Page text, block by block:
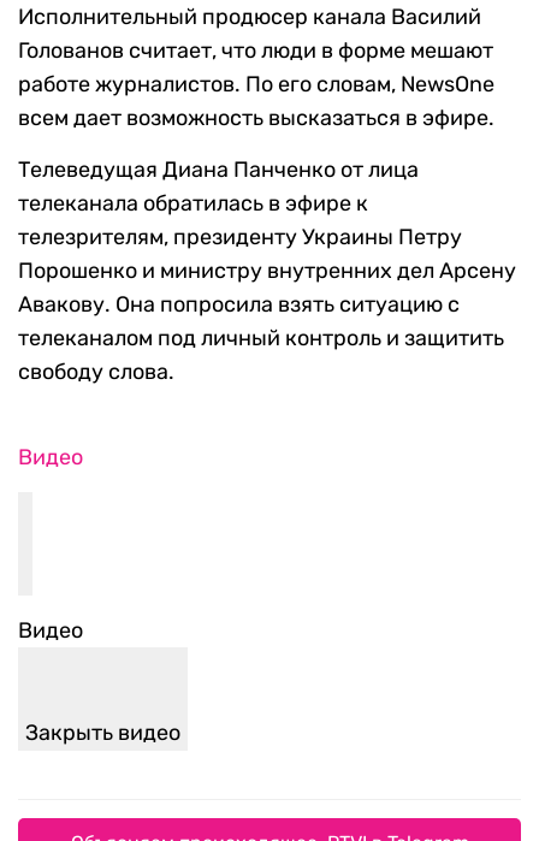
Исполнительный продюсер канала Василий
Голованов считает, что люди в форме мешают
работе журналистов. По его словам, NewsOne
всем дает возможность высказаться в эфире.
Телеведущая Диана Панченко от лица
телеканала обратилась в эфире к
телезрителям, президенту Украины Петру
Порошенко и министру внутренних дел Арсену
Авакову. Она попросила взять ситуацию с
телеканалом под личный контроль и защитить
свободу слова.
Видео
Видео
Закрыть видео